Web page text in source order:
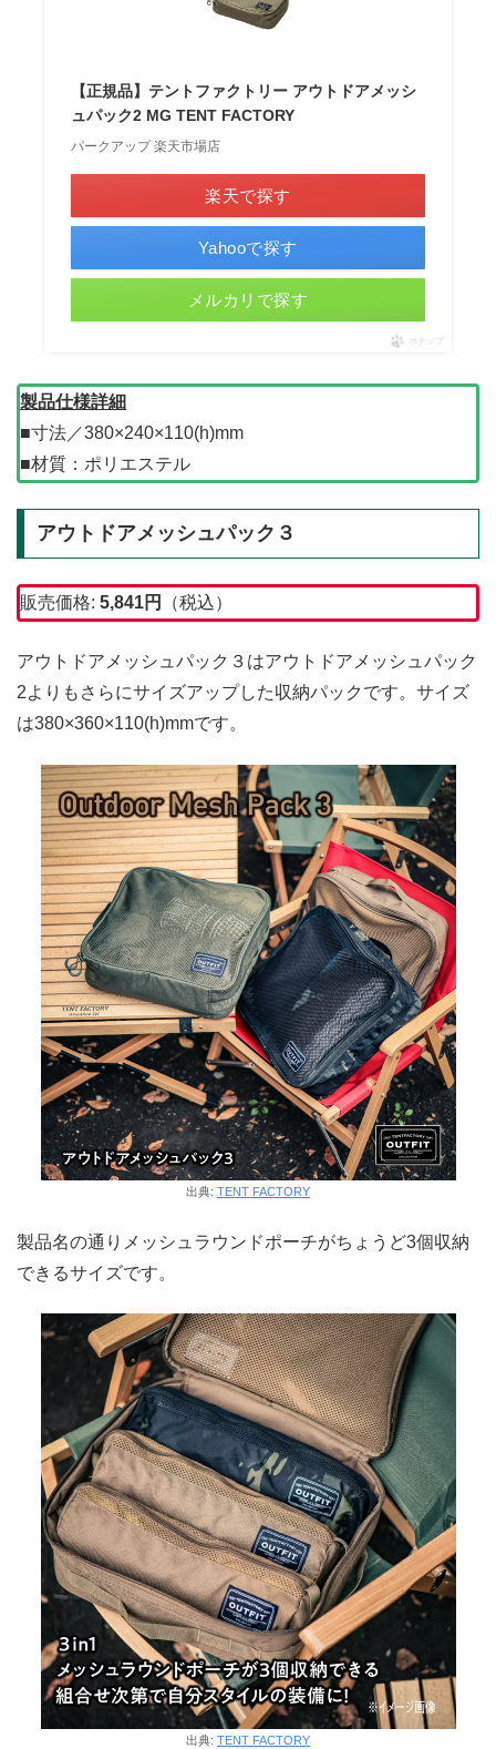
【正規品】テントファクトリー アウトドアメッシ
ュパック2 MG TENT FACTORY
パークアップ 楽天市場店
楽天で探す
Yahooで探す
メルカリで探す
ポチップ
製品仕様詳細
■寸法／380×240×110(h)mm
■材質：ポリエステル
アウトドアメッシュパック３
販売価格: 5,841円 （税込）
アウトドアメッシュパック３はアウトドアメッシュパック
2よりもさらにサイズアップした収納パックです。サイズ
は380×360×110(h)mmです。
出典: TENT FACTORY
製品名の通りメッシュラウンドポーチがちょうど3個収納
できるサイズです。
出典: TENT FACTORY